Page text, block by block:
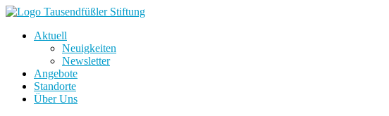
Aktuell
Neuigkeiten
Newsletter
Angebote
Standorte
Über Uns